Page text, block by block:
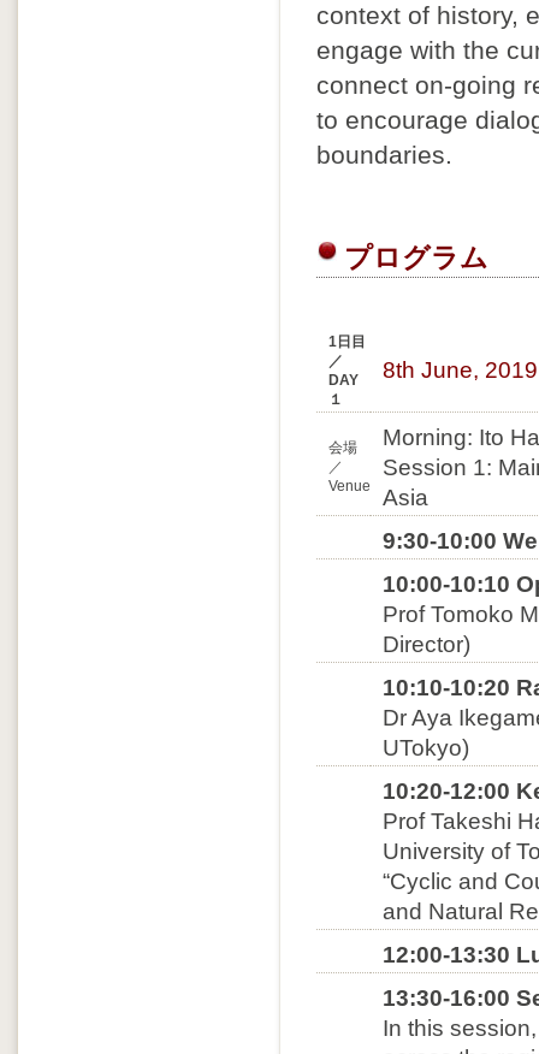
context of history,
engage with the
connect on-going
to encourage
boundaries.
プログラム
1日目
／
DAY
１
8th June, 2019
会場
／
Venue
Morning: Ito
Session 1:
Asia
9:30-10:00
10:00-10:10
Prof Tomoko
Director)
10:10-10:20
Dr Aya
UTokyo)
10:20-12:00
Prof Takeshi
University of
“Cyclic and
and Natural
12:00-13:30
13:30-16:00
In this